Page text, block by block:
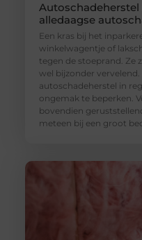
alledaagse
Een kras bij het
winkelwagentje of
tegen de stoeprand. Ze
wel bijzonder vervelend.
autoschadeherstel in
ongemak te beperken.
bovendien
meteen bij een groot